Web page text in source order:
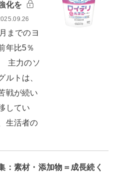
化を
までのヨ
年比5％
主力のソ
ルトは、
戦が続い
してい
生活者の
：素材・添加物＝成長続く